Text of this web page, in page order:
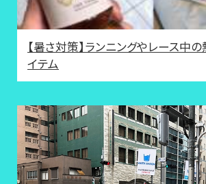
【暑さ対策】ランニングやレース中
イテム